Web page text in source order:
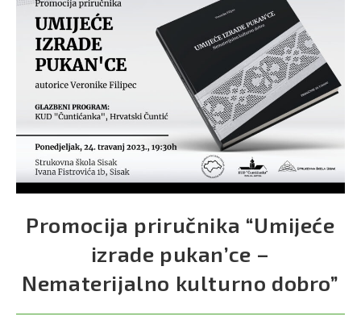
Promocija priručnika “Umijeće
izrade pukan’ce –
Nematerijalno kulturno dobro”